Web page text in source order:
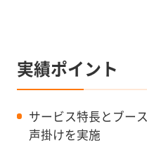
実績ポイント
サービス特長とブー
声掛けを実施